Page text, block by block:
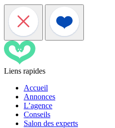
Liens rapides
Accueil
Annonces
L’agence
Conseils
Salon des experts